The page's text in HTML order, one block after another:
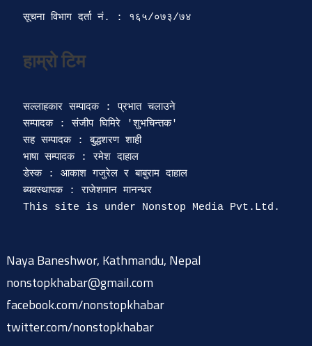
सूचना विभाग दर्ता‍ नं. : १६५/०७३/७४
हाम्रो टिम
सल्लाहकार सम्पादक : प्रभात चलाउने
सम्पादक : संजीप घिमिरे 'शुभचिन्तक'
सह सम्पादक : बुद्धशरण शाही
भाषा सम्पादक : रमेश दाहाल
डेस्क : आकाश गजुरेल र बाबुराम दाहाल
ब्यवस्थापक : राजेशमान मानन्धर
Naya Baneshwor, Kathmandu, Nepal
nonstopkhabar@gmail.com
facebook.com/nonstopkhabar
twitter.com/nonstopkhabar